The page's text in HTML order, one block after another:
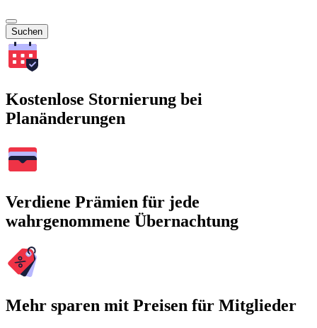
Suchen
Kostenlose Stornierung bei
Planänderungen
Verdiene Prämien für jede
wahrgenommene Übernachtung
Mehr sparen mit Preisen für Mitglieder